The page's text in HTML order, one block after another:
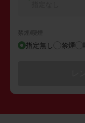
禁煙/喫煙
指定無し 禁煙